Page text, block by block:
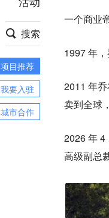
安徽
搜索
项目推荐
我要入驻
城市合作
一个商业
1997 年
2011 年
卖到全球
2026 年 4
高级副总